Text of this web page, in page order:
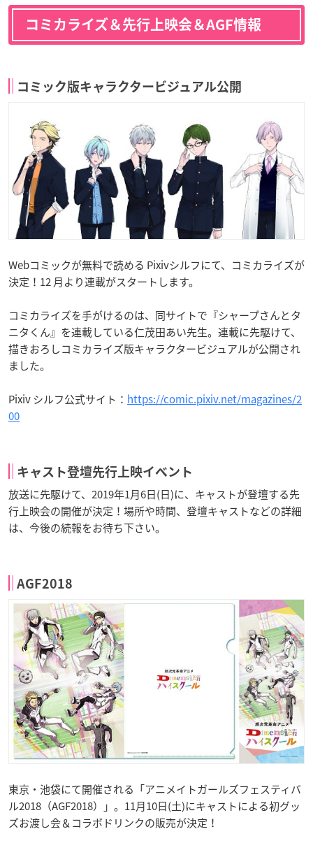
コミカライズ＆先行上映会＆AGF情報
コミック版キャラクタービジュアル公開
Webコミックが無料で読める Pixivシルフにて、コミカライズが
決定！12 月より連載がスタートします。
コミカライズを手がけるのは、同サイトで『シャープさんとタ
ニタくん』を連載している仁茂田あい先生。連載に先駆けて、
描きおろしコミカライズ版キャラクタービジュアルが公開され
ました。
Pixiv シルフ公式サイト： https://comic.pixiv.net/magazines/2
00
キャスト登壇先行上映イベント
放送に先駆けて、2019年1月6日(日)に、キャストが登壇する先
行上映会の開催が決定！場所や時間、登壇キャストなどの詳細
は、今後の続報をお待ち下さい。
AGF2018
東京・池袋にて開催される「アニメイトガールズフェスティバ
ル2018（AGF2018）」。11月10日(土)にキャストによる初グッ
ズお渡し会＆コラボドリンクの販売が決定！